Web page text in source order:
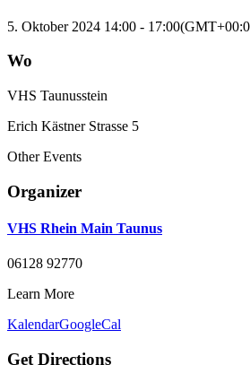
5. Oktober 2024 14:00 - 17:00
Wo
VHS Taunusstein
Erich Kästner Strasse 5
Other Events
Organizer
VHS Rhein Main Taunus
06128 92770
Learn More
KalendarGoogleCal
Get Directions